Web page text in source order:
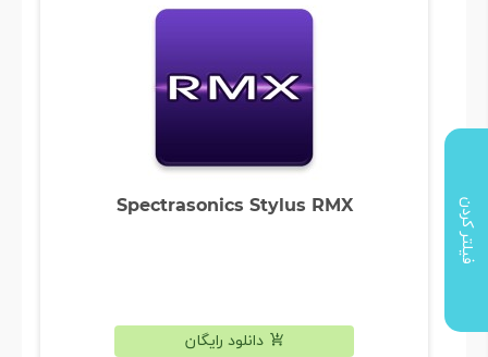
فیلتر کردن Spectrasonics Stylus RMX
دانلود رایگان